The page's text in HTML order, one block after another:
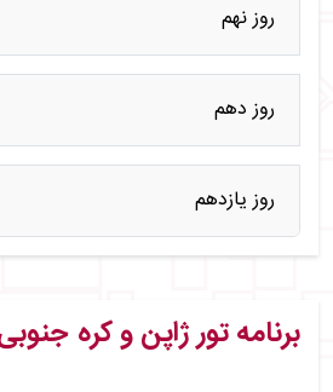
روز نهم
روز دهم
روز یازدهم
برنامه تور ژاپن و کره جنوبی